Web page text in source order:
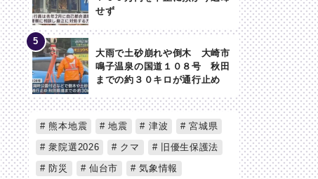
せず
大雨で土砂崩れや倒木 大崎市
鳴子温泉の国道１０８号 秋田
までの約３０キロが通行止め
熊本地震 地震 津波
宮城県
衆院選2026
クマ
旧優生保護法
防災
仙台市
気象情報